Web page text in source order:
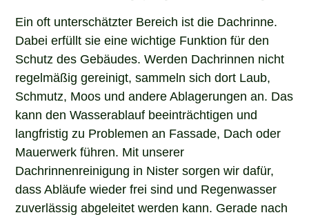
Ein oft unterschätzter Bereich ist die Dachrinne.
Dabei erfüllt sie eine wichtige Funktion für den
Schutz des Gebäudes. Werden Dachrinnen nicht
regelmäßig gereinigt, sammeln sich dort Laub,
Schmutz, Moos und andere Ablagerungen an. Das
kann den Wasserablauf beeinträchtigen und
langfristig zu Problemen an Fassade, Dach oder
Mauerwerk führen. Mit unserer
Dachrinnenreinigung in Nister sorgen wir dafür,
dass Abläufe wieder frei sind und Regenwasser
zuverlässig abgeleitet werden kann. Gerade nach